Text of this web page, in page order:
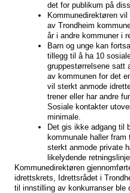
det for publikum på
Kommunedirektøren
av Trondheim
år i andre kommuner i
Barn og unge kan
tillegg til å ha 10
gruppestørrelsene satt
av kommunen for det
vil sterkt anmode
trener eller har andre
Sosiale kontakter
minimale.
Det gis ikke adgang til
kommunale haller fram
sterkt anmode private
likelydende
Kommunedirektøren
idrettskrets, Idrettsrådet i
til innstilling av konkurranser ble